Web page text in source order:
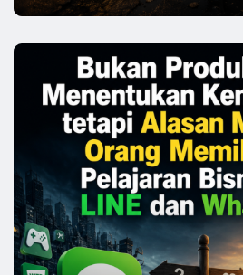
BELAJAR BISNIS INFO BISNIS
Bukan Produk yang
Kemenangan, tetapi
Orang Memilihnya:
LINE dan WhatsApp
Pulaugaram Media